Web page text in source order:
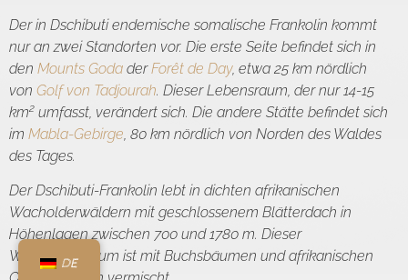
Der in Dschibuti endemische somalische Frankolin kommt
nur an zwei Standorten vor. Die erste Seite befindet sich in
den Mounts Goda derForêt de Day, etwa 25 km nördlich
von Golf von Tadjourah. Dieser Lebensraum, der nur 14-15
km2 umfasst, verändert sich. Die andere Stätte befindet sich
im Mabla-Gebirge , 80 km nördlich von Norden des Waldes
des Tages.
Der Dschibuti-Frankolin lebt in dichten afrikanischen
Wacholderwäldern mit geschlossenem Blätterdach in
Höhenlagen zwischen 700 und 1780 m. Dieser
Waldlebensraum ist mit Buchsbäumen und afrikanischen
DE